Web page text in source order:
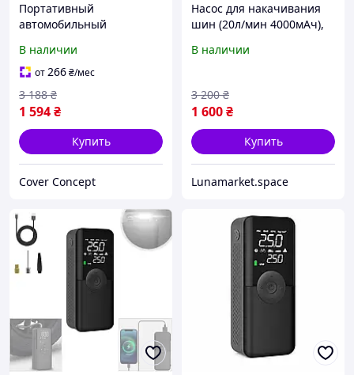
Портативный
автомобильный
(20л/мин 4000мАч),
Автомобильные насосы
для подкачки шин, FRC
В наличии
от266₴/мес
1 594₴
3 188 ₴
Купить
Cover Concept
Насос для накачивания
шин (20л/мин 4000мАч),
для машины,
аккумуляторный, QLL
В наличии
1 600₴
3 200 ₴
Купить
Lunamarket.space